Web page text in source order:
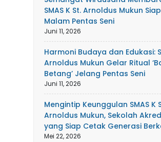
SMAS K St. Arnoldus Mukun
Malam Pentas Seni
Juni 11, 2026
Harmoni Budaya dan Edukasi:
Arnoldus Mukun Gelar Ritual
Betang’ Jelang Pentas Seni
Juni 11, 2026
Mengintip Keunggulan SMAS K
Arnoldus Mukun, Sekolah
yang Siap Cetak Generasi
Mei 22, 2026